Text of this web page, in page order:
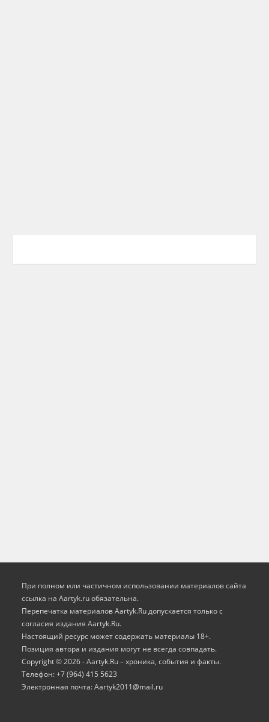
При полном или частичном использовании материалов сайта
ссылка на Aartyk.ru oбязательна.
Перепечатка материалов Aartyk.Ru допускается только с
согласия издания Aartyk.Ru.
Настоящий ресурс может содержать материалы 18+.
Позиция автора и издания могут не всегда совпадать.
Copyright © 2026 - Aartyk.Ru – хроника, события и факты.
Телефон: +7 (964) 415 5623
Электронная почта: Aartyk2011@mail.ru